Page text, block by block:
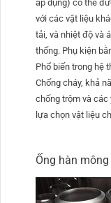
áp dụng) có thể
với các vật liệu
tải, và nhiệt độ và
thống. Phụ kiện
Phổ biến trong hệ
Chống cháy, khả
chống trộm và
lựa chọn vật liệu
Ống hàn mông